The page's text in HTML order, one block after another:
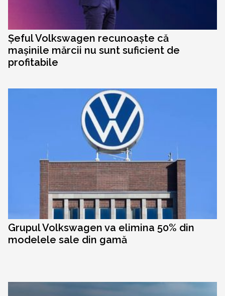
Șeful Volkswagen recunoaște că
mașinile mărcii nu sunt suficient de
profitabile
Grupul Volkswagen va elimina 50% din
modelele sale din gamă